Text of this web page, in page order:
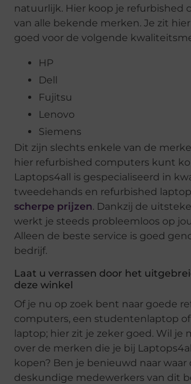
natuurlijk. Hier koop je refurbished
van alle bekende merken. Je zit
goed voor de volgende
HP
Dell
Fujitsu
Lenovo
Siemens
Dit zijn slechts enkele van de
hier refurbished computers kunt
Laptops4all is gespecialiseerd in
tweedehands en refurbished
scherpe prijzen. Dankzij de
werkt je steeds probleemloos op
Alleen de beste service is goed
bedrijf.
Laat u verrassen door het
deze winkel
Of je nu op zoek bent naar goede
computers, een studentenlaptop
laptop; hier zit je zeker goed. Wil je
over de merken die je bij
kopen? Ben je benieuwd naar waar
deskundige medewerkers van dit